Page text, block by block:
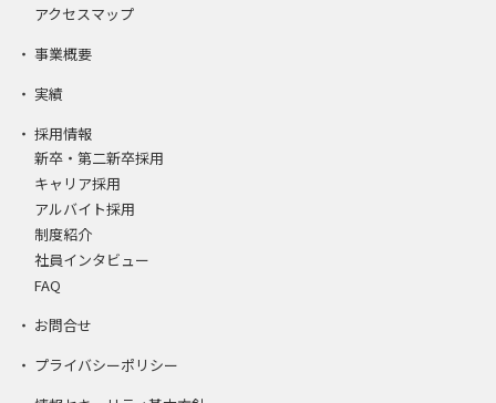
アクセスマップ
事業概要
実績
採用情報
新卒・第二新卒採用
キャリア採用
アルバイト採用
制度紹介
社員インタビュー
FAQ
お問合せ
プライバシーポリシー